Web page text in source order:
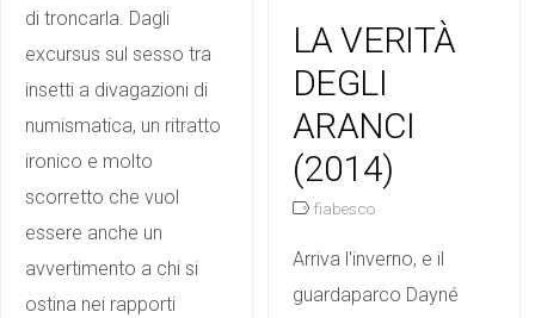
di troncarla. Dagli
excursus sul sesso tra
insetti a divagazioni di
numismatica, un ritratto
ironico e molto
scorretto che vuol
essere anche un
avvertimento a chi si
ostina nei rapporti
LA VERITÀ
DEGLI
ARANCI
(2014)
fiabesco
Arriva l'inverno, e il
guardaparco Dayné